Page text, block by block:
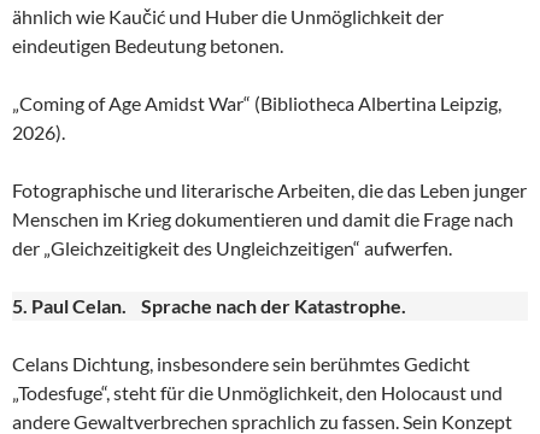
ähnlich wie Kaučić und Huber die Unmöglichkeit der
eindeutigen Bedeutung betonen.
„Coming of Age Amidst War“ (Bibliotheca Albertina Leipzig,
2026).
Fotographische und literarische Arbeiten, die das Leben junger
Menschen im Krieg dokumentieren und damit die Frage nach
der „Gleichzeitigkeit des Ungleichzeitigen“ aufwerfen.
5. Paul Celan. Sprache nach der Katastrophe.
Celans Dichtung, insbesondere sein berühmtes Gedicht
„Todesfuge“, steht für die Unmöglichkeit, den Holocaust und
andere Gewaltverbrechen sprachlich zu fassen. Sein Konzept